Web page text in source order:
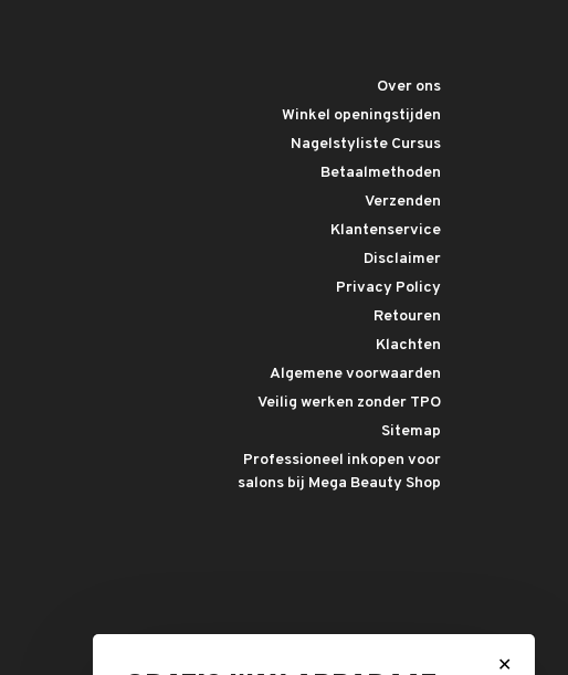
Over ons
Winkel openingstijden
Nagelstyliste Cursus
Betaalmethoden
Verzenden
Klantenservice
Disclaimer
Privacy Policy
Retouren
Klachten
Algemene voorwaarden
Veilig werken zonder TPO
Sitemap
Professioneel inkopen voor
salons bij Mega Beauty Shop
✕